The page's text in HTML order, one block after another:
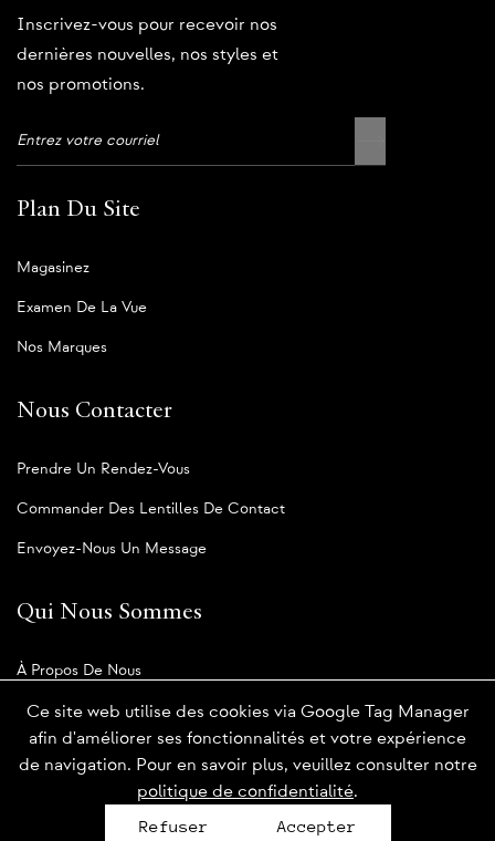
Ce site web utilise des cookies via Google Tag Manager
afin d'améliorer ses fonctionnalités et votre expérience
de navigation. Pour en savoir plus, veuillez consulter notre
politique de confidentialité.
Refuser
Accepter
Inscrivez-vous pour recevoir nos
dernières nouvelles, nos styles et
nos promotions.
Plan Du Site
Magasinez
Examen De La Vue
Nos Marques
Nous Contacter
Prendre Un Rendez-Vous
Commander Des Lentilles De Contact
Envoyez-Nous Un Message
Qui Nous Sommes
À Propos De Nous
Notre Blogue
Politique de confidentialité